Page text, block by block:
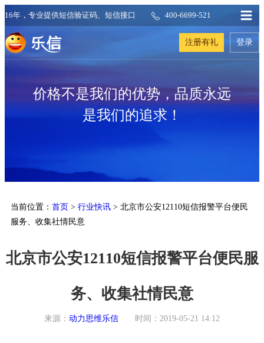
16年，专业提供短信验证码、短信接口 400-6699-521
注册有礼 登录
价格不是我们的优势，品质永远
是我们的追求！
当前位置： 首页 > 行业快讯 > 北京市公安12110短信报警平台便民
服务、收集社情民意
北京市公安12110短信报警平台便民服
务、收集社情民意
来源： 动力思维乐信 时间：2019-05-21 14:12